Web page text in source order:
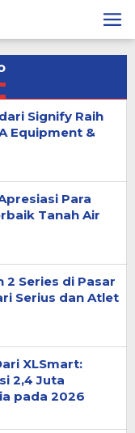
Signify Raih
Equipment &
Para
Tanah Air
2 Series di Pasar
Serius dan Atlet
XLSmart:
2,4 Juta
pada 2026